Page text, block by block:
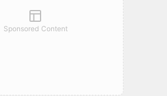
Sponsored Content